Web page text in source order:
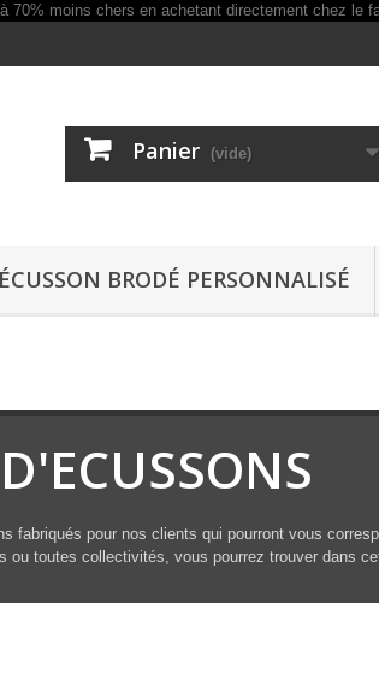
Panier (vide)
ÉCUSSON BRODÉ PERSONNALISÉ
fabriqués pour nos clients qui pourront vous
toutes collectivités, vous pourrez trouver dans